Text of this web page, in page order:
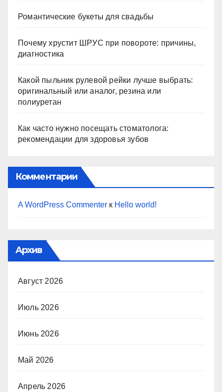
Романтические букеты для свадьбы
Почему хрустит ШРУС при повороте: причины,
диагностика
Какой пыльник рулевой рейки лучше выбрать:
оригинальный или аналог, резина или
полиуретан
Как часто нужно посещать стоматолога:
рекомендации для здоровья зубов
Комментарии
A WordPress Commenter к Hello world!
Архив
Август 2026
Июль 2026
Июнь 2026
Май 2026
Апрель 2026